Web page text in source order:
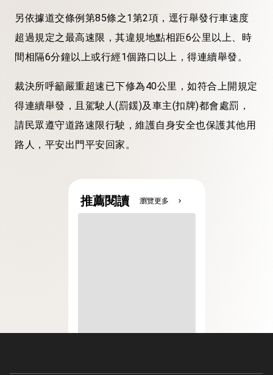
另依據道交條例第85條之1第2項，逕行舉發行車速度
超過規定之最高速限，其違規地點相距6公里以上、時
間相隔6分鐘以上或行經1個路口以上，得連續舉發。
裁決所呼籲嚴重超速已下修為40公里，如符合上開規定
得連續舉發，且駕駛人(罰鍰)及車主(扣牌)都會處罰，
請民眾遵守道路速限行駛，維護自身安全也保護其他用
路人，平安出門平安回家。
推薦閱讀 瀏覽更多 chevron_right